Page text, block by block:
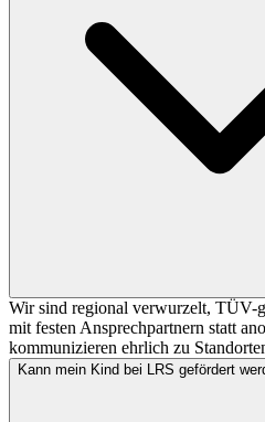
Wir sind regional verwurzelt, TÜV-
mit festen Ansprechpartnern statt
kommunizieren ehrlich zu
Kann mein Kind bei LRS gefördert